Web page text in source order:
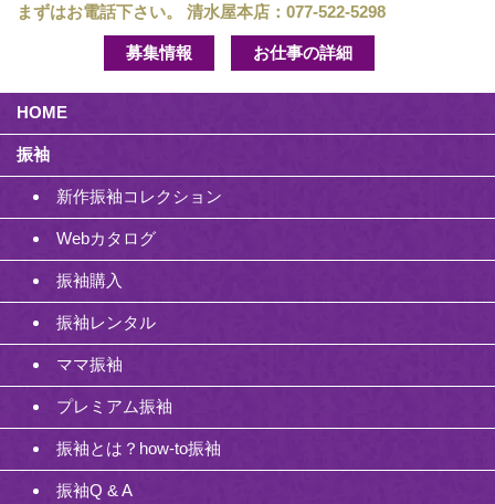
まずはお電話下さい。 清水屋本店： 077-522-5298
募集情報 お仕事の詳細
HOME
振袖
新作振袖コレクション
Webカタログ
振袖購入
振袖レンタル
ママ振袖
プレミアム振袖
振袖とは？how-to振袖
振袖Q & A